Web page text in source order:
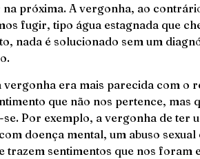
próxima. A vergonha, ao
fugir, tipo água estagnada que
nada é solucionado sem um
vergonha era mais parecida com o
que não nos pertence, mas
Por exemplo, a vergonha de ter
doença mental, um abuso sexual
trazem sentimentos que nos foram